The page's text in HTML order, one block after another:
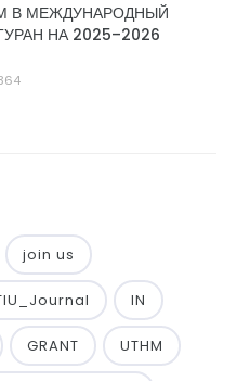
В МЕЖДУНАРОДНЫЙ
НА 2025–2026
join us
IN
GRANT UTHM